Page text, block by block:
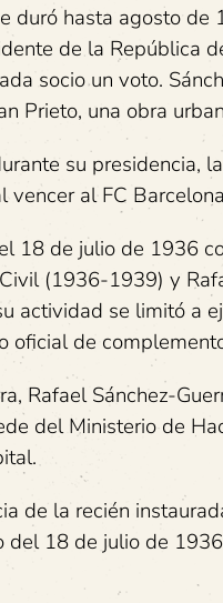
duró hasta agosto
de la República
socio un voto.
Prieto, una obra
su presidencia,
vencer al FC
18 de julio de 1936
(1936-1939) y
actividad se limitó a
oficial de
Rafael Sánchez-
del Ministerio de
de la recién
del 18 de julio de